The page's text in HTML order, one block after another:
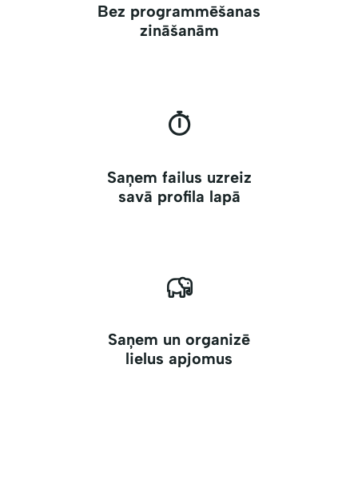
Bez programmēšanas
zināšanām
Saņem failus uzreiz
savā profila lapā
Saņem un organizē
lielus apjomus